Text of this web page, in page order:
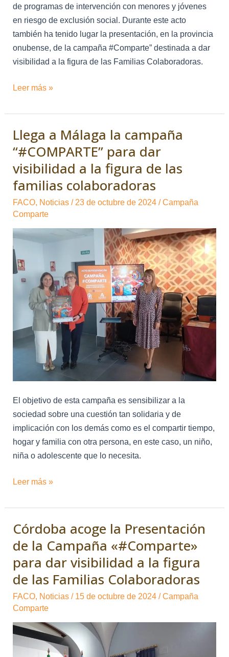
de programas de intervención con menores y jóvenes
en riesgo de exclusión social. Durante este acto
también ha tenido lugar la presentación, en la provincia
onubense, de la campaña #Comparte” destinada a dar
visibilidad a la figura de las Familias Colaboradoras.
Leer más »
Llega a Málaga la campaña
“#COMPARTE” para dar
visibilidad a la figura de las
familias colaboradoras
FACO, Noticias/ 23 de octubre de 2024 /Campaña
Comparte
El objetivo de esta campaña es sensibilizar a la
sociedad sobre una cuestión tan solidaria y de
implicación con los demás como es el compartir tiempo,
hogar y familia con otra persona, en este caso, un niño,
niña o adolescente que lo necesita.
Llega
a
la
campaña
“#COMPARTE”
para
dar
visibilidad
a
la
figura
familias
colaboradoras
Leer más »
Córdoba acoge la Presentación
de la Campaña «#Comparte»
para dar visibilidad a la figura
de las Familias Colaboradoras
FACO, Noticias/ 15 de octubre de 2024 /Campaña
Comparte
Córdoba
acoge
Presentación
de
la
Campaña
«#Comparte»
para